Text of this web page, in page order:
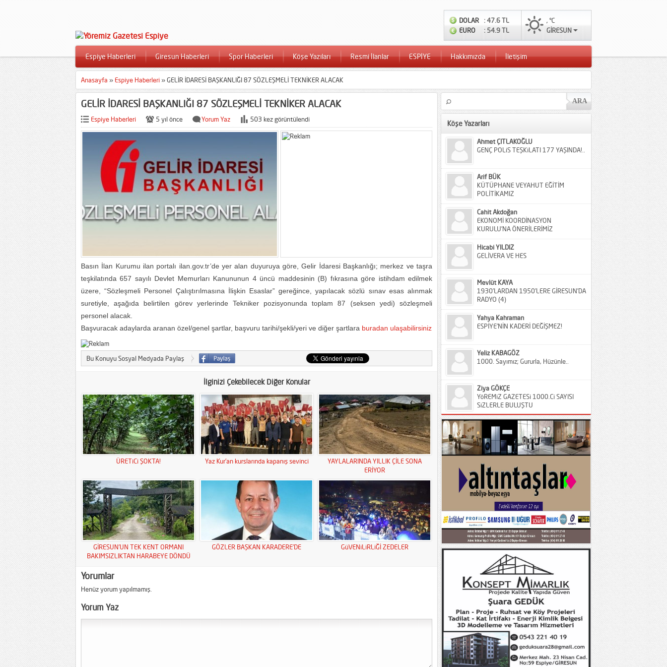
DOLAR
: 47.6 TL
EURO
: 54.9 TL
, °C
GİRESUN
Espiye Haberleri Giresun Haberleri Spor Haberleri Köşe Yazıları Resmi İlanlar ESPİYE Hakkımızda İletişim
Anasayfa » Espiye Haberleri »GELİR İDARESİ BAŞKANLIĞI 87 SÖZLEŞMELİ TEKNİKER ALACAK
GELİR İDARESİ BAŞKANLIĞI 87 SÖZLEŞMELİ TEKNİKER ALACAK
Espiye Haberleri 5 yıl önce Yorum Yaz 503 kez görüntülendi
Basın İlan Kurumu ilan portalı ilan.gov.tr’de yer alan duyuruya göre, Gelir İdaresi Başkanlığı; merkez ve taşra
teşkilatında 657 sayılı Devlet Memurları Kanununun 4 üncü maddesinin (B) fıkrasına göre istihdam edilmek
üzere, “Sözleşmeli Personel Çalıştırılmasına İlişkin Esaslar” gereğince, yapılacak sözlü sınav esas alınmak
suretiyle, aşağıda belirtilen görev yerlerinde Tekniker pozisyonunda toplam 87 (seksen yedi) sözleşmeli
personel alacak.
Başvuracak adaylarda aranan özel/genel şartlar, başvuru tarihi/şekli/yeri ve diğer şartlara buradan ulaşabilirsiniz
Bu Konuyu Sosyal Medyada Paylaş
İlginizi Çekebilecek Diğer Konular
ÜRETiCi ŞOKTA! Yaz Kur’an kurslarında kapanış sevinci
YAYLALARINDA YILLIK ÇİLE SONA
ERİYOR
GİRESUN’UN TEK KENT ORMANI
BAKIMSIZLIKTAN HARABEYE DÖNDÜ
GÖZLER BAŞKAN KARADERE’DE GüVENiLiRLiĞİ ZEDELER
Yorumlar
Henüz yorum yapılmamış.
Yorum Yaz
Köşe Yazarları
Ahmet ÇITLAKOĞLU
GENÇ POLiS TEŞKiLATI 177 YAŞINDA!..
Arif BÜK
KÜTÜPHANE VEYAHUT EĞİTİM
POLİTİKAMIZ
Cahit Akdoğan
EKONOMİ KOORDİNASYON
KURULU’NA ÖNERİLERİMİZ
Hicabi YILDIZ
GELİVERA VE HES
Mevlüt KAYA
1930’LARDAN 1950’LERE GİRESUN’DA
RADYO (4)
Yahya Kahraman
ESPİYE’NİN KADERİ DEĞİŞMEZ!
Yeliz KABAGÖZ
1000. Sayımız; Gururla, Hüzünle..
Ziya GÖKÇE
YöREMiZ GAZETESi 1000.Ci SAYISI
SiZLERLE BULUŞTU